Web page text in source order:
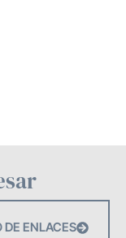
DE ENLACES